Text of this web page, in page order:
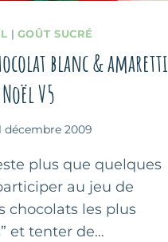
| GOÛT SUCRÉ
blanc & amaretti
V5
décembre 2009
plus que quelques
au jeu de
chocolats les plus
et tenter de…